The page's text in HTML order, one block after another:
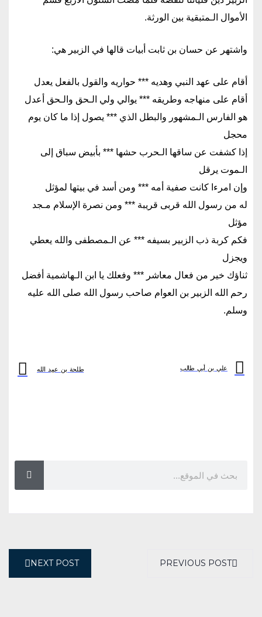
الأموال الـمتبقية بين الورثة.
واشتهر عن حسان بن ثابت أبيات قالها في الزبير هي:
أقام على عهد النبي وهديه *** حواريه والقول بالفعل يعدل
أقام على منهاجه وطريقه *** يوالي ولي الـحق والـحق أعدل
هو الفارس الـمشهور والبطل الذي *** يصول إذا ما كان يوم
محجل
إذا كشفت عن ساقها الـحرب حشها *** بأبيض سباق إلى
الـموت يرقل
وإن امرءا كانت صفية أمه *** ومن أسد في بيتها لمؤثل
له من رسول الله قربى قريبة *** ومن نصرة الإسلام مـجد
مؤثل
فكم كربة ذب الزبير بسيفه *** عن الـمصطفى والله يعطي
ويجزل
ثناؤك خير من فعال معاشر *** وفعلك يا ابن الـهاشمية أفضل
رحم الله الزبير بن العوام صاحب رسول الله صلى الله عليه
وسلم.
علي بن أبي طالب طلحة بن عبيد الله
PREVIOUS POST
NEXT POST